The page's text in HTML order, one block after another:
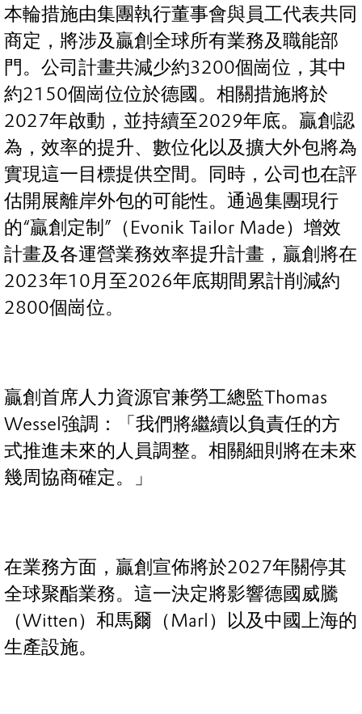
本輪措施由集團執行董事會與員工代表共同
商定，將涉及贏創全球所有業務及職能部
門。公司計畫共減少約3200個崗位，其中
約2150個崗位位於德國。相關措施將於
2027年啟動，並持續至2029年底。贏創認
為，效率的提升、數位化以及擴大外包將為
實現這一目標提供空間。同時，公司也在評
估開展離岸外包的可能性。通過集團現行
的“贏創定制”（Evonik Tailor Made）增效
計畫及各運營業務效率提升計畫，贏創將在
2023年10月至2026年底期間累計削減約
2800個崗位。
贏創首席人力資源官兼勞工總監Thomas
Wessel強調：「我們將繼續以負責任的方
式推進未來的人員調整。相關細則將在未來
幾周協商確定。」
在業務方面，贏創宣佈將於2027年關停其
全球聚酯業務。這一決定將影響德國威騰
（Witten）和馬爾（Marl）以及中國上海的
生產設施。